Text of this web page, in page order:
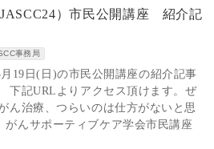
）市民公開講座 紹介記
事務局
19日(日)の市民公開講座の紹介記事
下記URLよりアクセス頂けます。ぜ
ん治療、つらいのは仕方がないと思
んサポーティブケア学会市民講座